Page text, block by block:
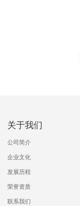
关于我们
公司简介
企业文化
发展历程
荣誉资质
联系我们